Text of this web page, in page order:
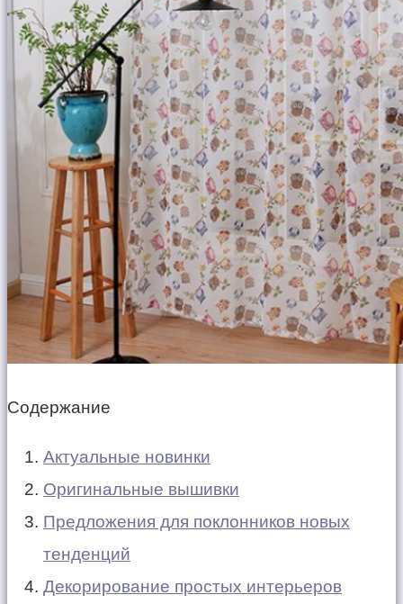
Содержание
Актуальные новинки
Оригинальные вышивки
Предложения для поклонников новых
тенденций
Декорирование простых интерьеров